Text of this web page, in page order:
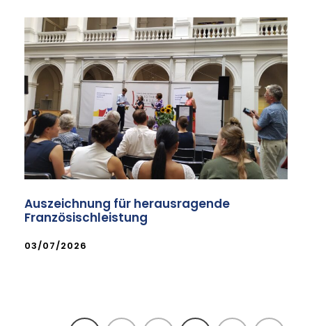
Auszeichnung für herausragende
Französischleistung
03/07/2026